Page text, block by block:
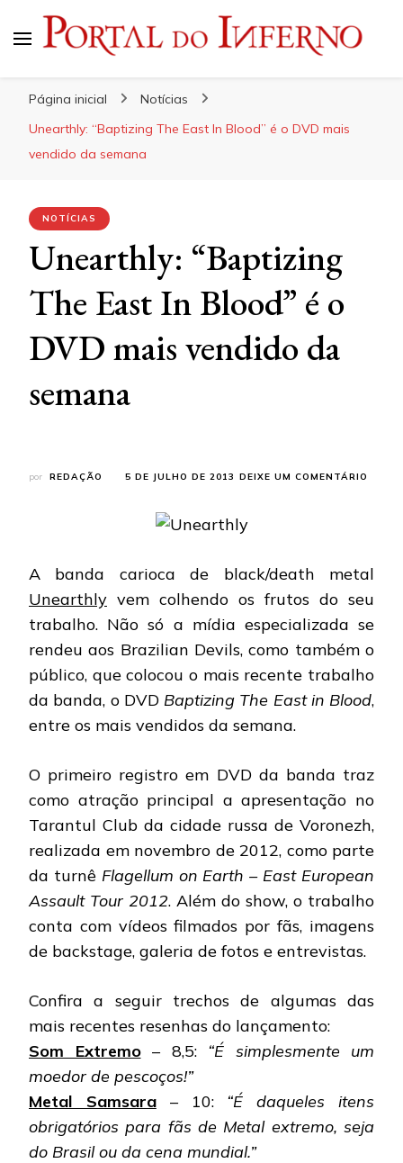
Página inicial
Notícias
Unearthly: “Baptizing The East In Blood” é o DVD mais
vendido da semana
NOTÍCIAS
Unearthly: “Baptizing
The East In Blood” é o
DVD mais vendido da
semana
por REDAÇÃO 5 DE JULHO DE 2013 DEIXE UM COMENTÁRIO
O
DVD
DA
A banda carioca de black/death metal
Unearthly vem colhendo os frutos do seu
trabalho. Não só a mídia especializada se
rendeu aos Brazilian Devils, como também o
público, que colocou o mais recente trabalho
da banda, o DVD Baptizing The East in Blood,
entre os mais vendidos da semana.
O primeiro registro em DVD da banda traz
como atração principal a apresentação no
Tarantul Club da cidade russa de Voronezh,
realizada em novembro de 2012, como parte
da turnê Flagellum on Earth – East European
Assault Tour 2012. Além do show, o trabalho
conta com vídeos filmados por fãs, imagens
de backstage, galeria de fotos e entrevistas.
Confira a seguir trechos de algumas das
mais recentes resenhas do lançamento:
Som Extremo– 8,5: “É simplesmente um
moedor de pescoços!”
Metal Samsara– 10: “É daqueles itens
obrigatórios para fãs de Metal extremo, seja
do Brasil ou da cena mundial.”